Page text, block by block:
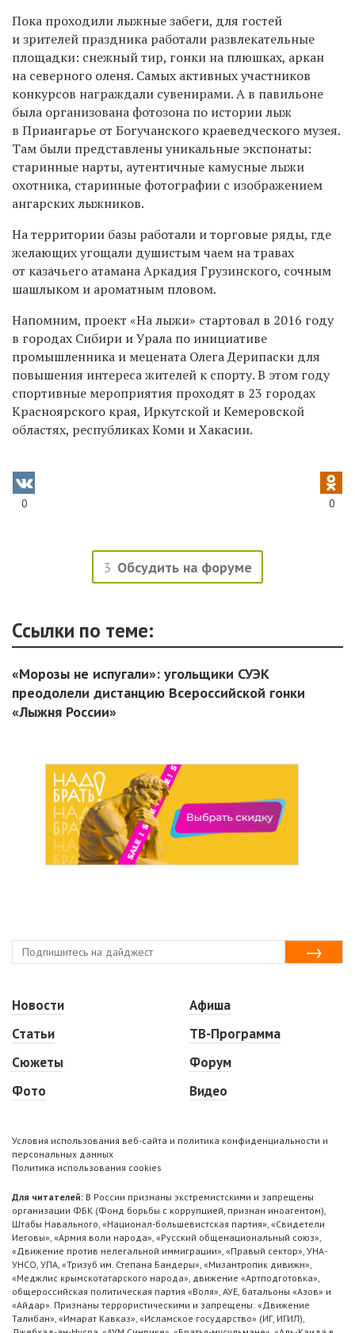
Пока проходили лыжные забеги, для гостей
и зрителей праздника работали развлекательные
площадки: снежный тир, гонки на плюшках, аркан
на северного оленя. Самых активных участников
конкурсов награждали сувенирами. А в павильоне
была организована фотозона по истории лыж
в Приангарье от Богучанского краеведческого музея.
Там были представлены уникальные экспонаты:
старинные нарты, аутентичные камусные лыжи
охотника, старинные фотографии с изображением
ангарских лыжников.
На территории базы работали и торговые ряды, где
желающих угощали душистым чаем на травах
от казачьего атамана Аркадия Грузинского, сочным
шашлыком и ароматным пловом.
Напомним, проект «На лыжи» стартовал в 2016 году
в городах Сибири и Урала по инициативе
промышленника и мецената Олега Дерипаски для
повышения интереса жителей к спорту. В этом году
спортивные мероприятия проходят в 23 городах
Красноярского края, Иркутской и Кемеровской
областях, республиках Коми и Хакасии.
0 0
3 Обсудить на форуме
Ссылки по теме:
«Морозы не испугали»: угольщики СУЭК
преодолели дистанцию Всероссийской гонки
«Лыжня России»
Новости
Статьи
Сюжеты
Фото
Афиша
ТВ-Программа
Форум
Видео
Условия использования веб-сайта и политика конфиденциальности и
персональных данных
Политика использования cookies
Для читателей: В России признаны экстремистскими и запрещены
организации ФБК (Фонд борьбы с коррупцией, признан иноагентом),
Штабы Навального, «Национал-большевистская партия», «Свидетели
Иеговы», «Армия воли народа», «Русский общенациональный союз»,
«Движение против нелегальной иммиграции», «Правый сектор», УНА-
УНСО, УПА, «Тризуб им. Степана Бандеры», «Мизантропик дивижн»,
«Меджлис крымскотатарского народа», движение «Артподготовка»,
общероссийская политическая партия «Воля», АУЕ, батальоны «Азов» и
«Айдар». Признаны террористическими и запрещены: «Движение
Талибан», «Имарат Кавказ», «Исламское государство» (ИГ, ИГИЛ),